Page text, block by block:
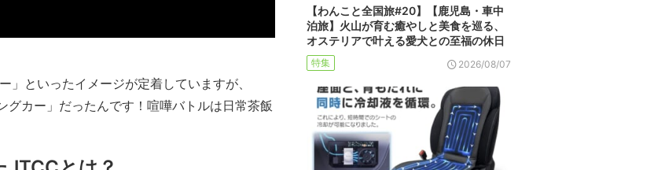
といったイメージが定着していますが、
カー」だったんです！喧嘩バトルは日常茶飯
【わんこと全国旅#20】【鹿児島・車中
泊旅】火山が育む癒やしと美食を巡る、
オステリアで叶える愛犬との至福の休日
特集 2026/08/07